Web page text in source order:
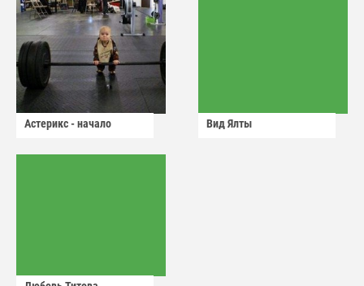
Астерикс - начало Вид Ялты